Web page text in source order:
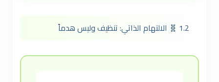
1.2 🧬 الالتهام الذاتي: تنظيف وليس هدماً